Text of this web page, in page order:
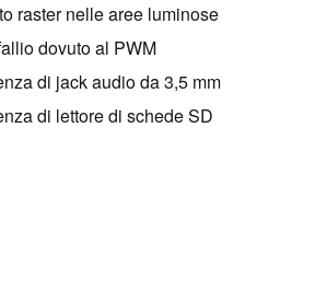
raster nelle aree luminose
dovuto al PWM
di jack audio da 3,5 mm
di lettore di schede SD